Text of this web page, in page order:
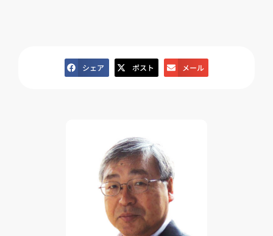
シェア ポスト メール